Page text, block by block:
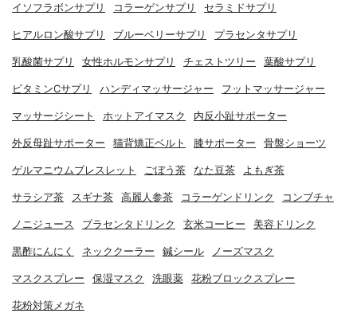
イソフラボンサプリ コラーゲンサプリ セラミドサプリ
ヒアルロン酸サプリ ブルーベリーサプリ プラセンタサプリ
乳酸菌サプリ 女性ホルモンサプリ チェストツリー 葉酸サプリ
ビタミンCサプリ ハンディマッサージャー フットマッサージャー
マッサージシート ホットアイマスク 内反小趾サポーター
外反母趾サポーター 猫背矯正ベルト 膝サポーター 骨盤ショーツ
ゲルマニウムブレスレット ごぼう茶 なた豆茶 よもぎ茶
サラシア茶 スギナ茶 高麗人参茶 コラーゲンドリンク コンブチャ
ノニジュース プラセンタドリンク 玄米コーヒー 美容ドリンク
黒酢にんにく ネッククーラー 鍼シール ノーズマスク
マスクスプレー 保湿マスク 洗眼薬 花粉ブロックスプレー
花粉対策メガネ